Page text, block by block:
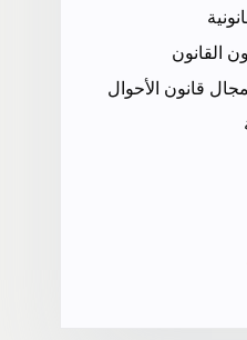
القانون
قانون الأحوال